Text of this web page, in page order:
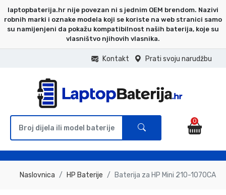
laptopbaterija.hr nije povezan ni s jednim OEM brendom. Nazivi
robnih marki i oznake modela koji se koriste na web stranici samo
su namijenjeni da pokažu kompatibilnost naših baterija, koje su
vlasništvo njihovih vlasnika.
Prati svoju narudžbu
Kontakt
0
Naslovnica HP Baterije Baterija za HP Mini 210-1070CA